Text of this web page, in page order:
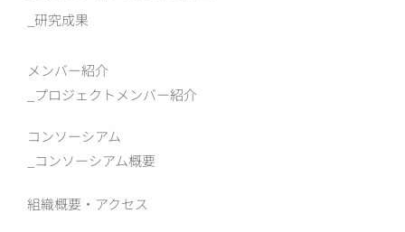
研究成果
メンバー紹介
プロジェクトメンバー紹介
コンソーシアム
コンソーシアム概要
組織概要‧アクセス